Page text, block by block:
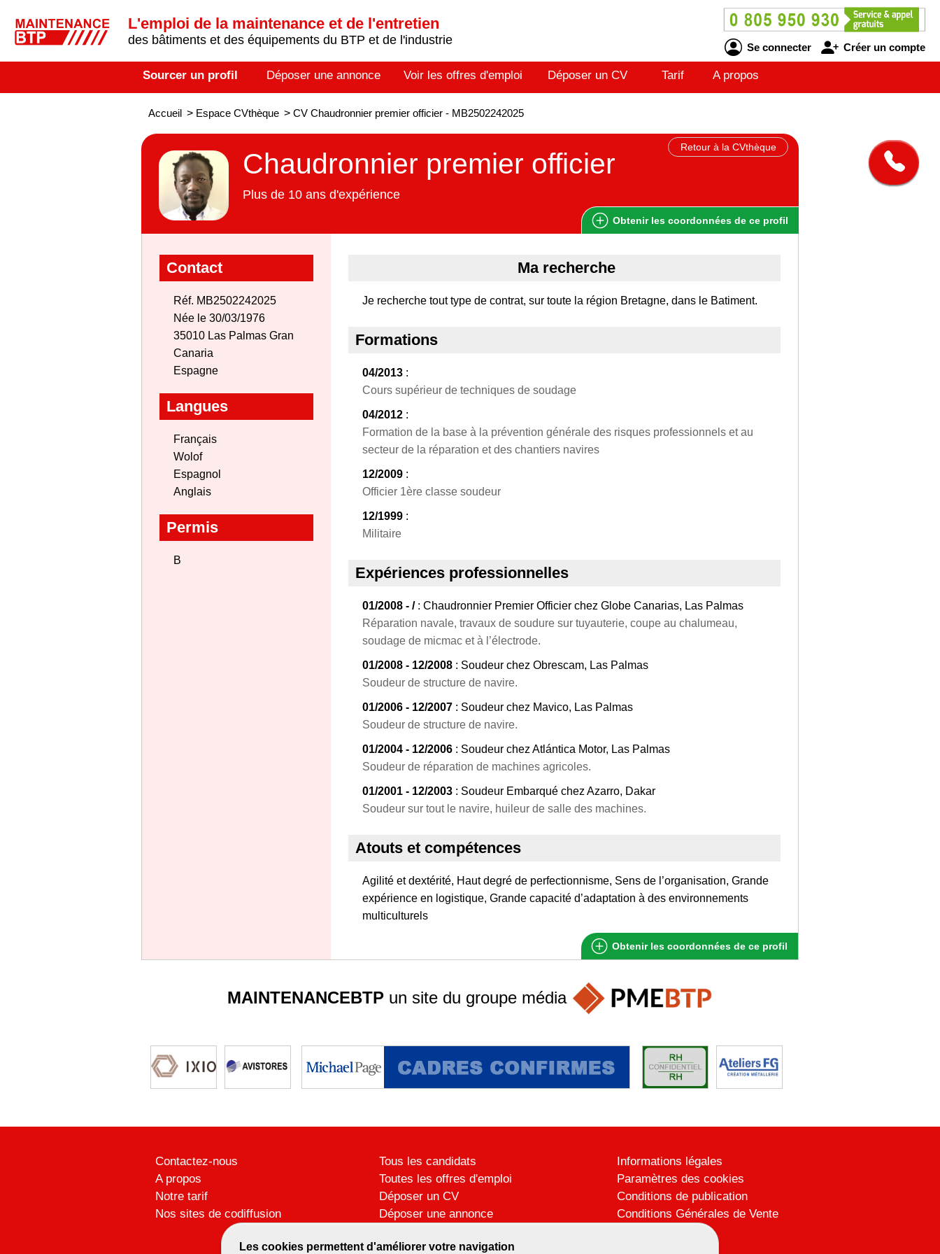
L'emploi de la maintenance et de l'entretien
des bâtiments et des équipements du BTP et de l'industrie
Se connecter Créer un compte
Sourcer un profil Déposer une annonce Voir les offres d'emploi Déposer un CV Tarif A propos
Accueil > Espace CVthèque > CV Chaudronnier premier officier - MB2502242025
Retour à la CVthèque
Chaudronnier premier officier
Plus de 10 ans d'expérience
Obtenir les coordonnées de ce profil
Contact
Réf. MB2502242025
Née le 30/03/1976
35010 Las Palmas Gran
Canaria
Espagne
Langues
Français
Wolof
Espagnol
Anglais
Permis
B
Ma recherche
Je recherche tout type de contrat, sur toute la région Bretagne, dans le Batiment.
Formations
04/2013 :
Cours supérieur de techniques de soudage
04/2012 :
Formation de la base à la prévention générale des risques professionnels et au
secteur de la réparation et des chantiers navires
12/2009 :
Officier 1ère classe soudeur
12/1999 :
Militaire
Expériences professionnelles
01/2008 - /: Chaudronnier Premier Officier chez Globe Canarias, Las Palmas
Réparation navale, travaux de soudure sur tuyauterie, coupe au chalumeau,
soudage de micmac et à l’électrode.
01/2008 - 12/2008 : Soudeur chez Obrescam, Las Palmas
Soudeur de structure de navire.
01/2006 - 12/2007 : Soudeur chez Mavico, Las Palmas
Soudeur de structure de navire.
01/2004 - 12/2006 : Soudeur chez Atlántica Motor, Las Palmas
Soudeur de réparation de machines agricoles.
01/2001 - 12/2003 : Soudeur Embarqué chez Azarro, Dakar
Soudeur sur tout le navire, huileur de salle des machines.
Atouts et compétences
Agilité et dextérité, Haut degré de perfectionnisme, Sens de l’organisation, Grande
expérience en logistique, Grande capacité d’adaptation à des environnements
multiculturels
Obtenir les coordonnées de ce profil
Les cookies permettent d'améliorer votre navigation
MAINTENANCEBTPun site du groupe média
Contactez-nous
A propos
Notre tarif
Nos sites de codiffusion
Tous les candidats
Toutes les offres d'emploi
Déposer un CV
Déposer une annonce
Informations légales
Paramètres des cookies
Conditions de publication
Conditions Générales de Vente